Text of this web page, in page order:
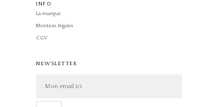
INFO
La marque
Mention légales
CGV
NEWSLETTER